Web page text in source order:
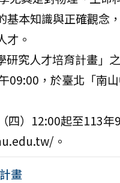
基本知識與正確觀念
才。
研究人才培育計畫」
09:00，於臺北「南
四）12:00起至113
。
畫